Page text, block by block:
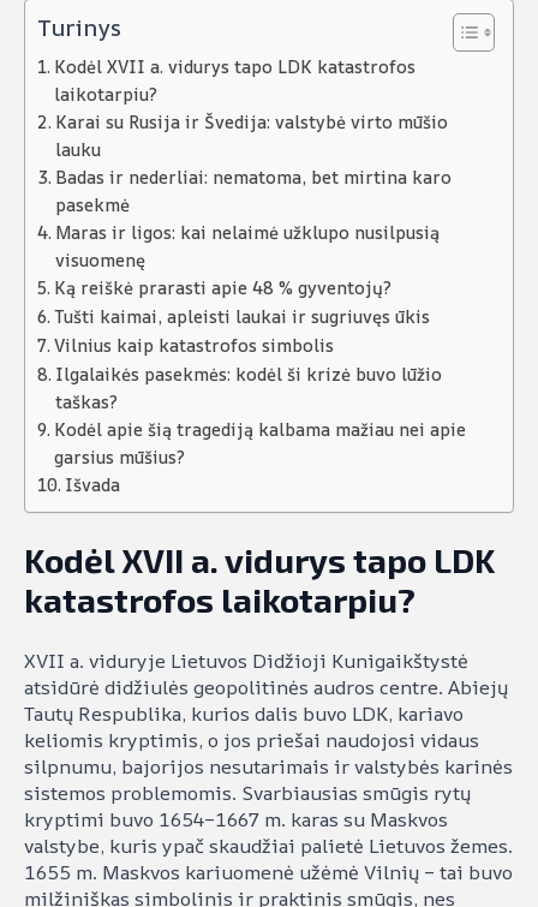
Turinys
Kodėl XVII a. vidurys tapo LDK katastrofos
laikotarpiu?
Karai su Rusija ir Švedija: valstybė virto mūšio
lauku
Badas ir nederliai: nematoma, bet mirtina karo
pasekmė
Maras ir ligos: kai nelaimė užklupo nusilpusią
visuomenę
Ką reiškė prarasti apie 48 % gyventojų?
Tušti kaimai, apleisti laukai ir sugriuvęs ūkis
Vilnius kaip katastrofos simbolis
Ilgalaikės pasekmės: kodėl ši krizė buvo lūžio
taškas?
Kodėl apie šią tragediją kalbama mažiau nei apie
garsius mūšius?
Išvada
Kodėl XVII a. vidurys tapo LDK
katastrofos laikotarpiu?
XVII a. viduryje Lietuvos Didžioji Kunigaikštystė
atsidūrė didžiulės geopolitinės audros centre. Abiejų
Tautų Respublika, kurios dalis buvo LDK, kariavo
keliomis kryptimis, o jos priešai naudojosi vidaus
silpnumu, bajorijos nesutarimais ir valstybės karinės
sistemos problemomis. Svarbiausias smūgis rytų
kryptimi buvo 1654–1667 m. karas su Maskvos
valstybe, kuris ypač skaudžiai palietė Lietuvos žemes.
1655 m. Maskvos kariuomenė užėmė Vilnių – tai buvo
milžiniškas simbolinis ir praktinis smūgis, nes